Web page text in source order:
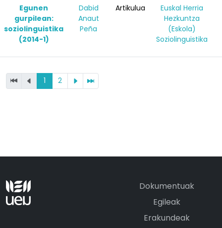
Egunen
gurpilean:
soziolinguistika
(2014-1)
Dabid
Anaut
Peña
Artikulua
Euskal Herria
Hezkuntza
(Eskola)
Soziolinguistika
1 2
Dokumentuak
Egileak
Erakundeak